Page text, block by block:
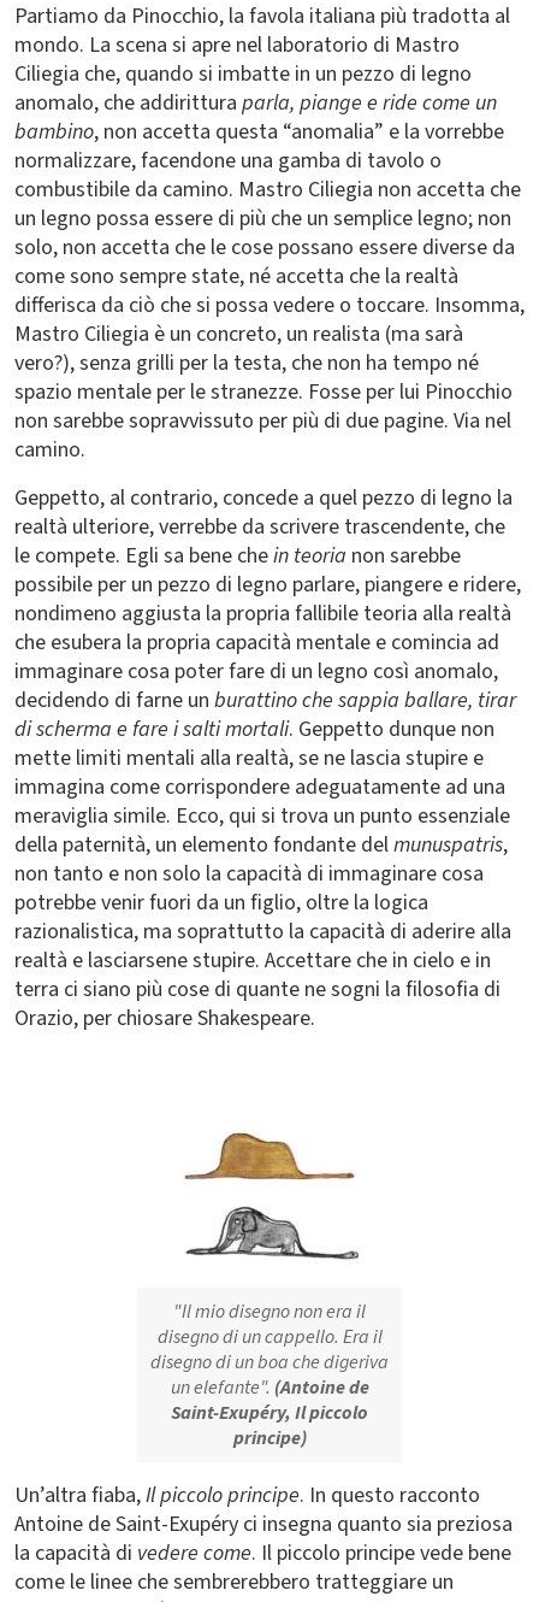
Partiamo da Pinocchio, la favola italiana più tradotta al
mondo. La scena si apre nel laboratorio di Mastro
Ciliegia che, quando si imbatte in un pezzo di legno
anomalo, che addirittura parla, piange e ride come un
bambino, non accetta questa “anomalia” e la vorrebbe
normalizzare, facendone una gamba di tavolo o
combustibile da camino. Mastro Ciliegia non accetta che
un legno possa essere di più che un semplice legno; non
solo, non accetta che le cose possano essere diverse da
come sono sempre state, né accetta che la realtà
differisca da ciò che si possa vedere o toccare. Insomma,
Mastro Ciliegia è un concreto, un realista (ma sarà
vero?), senza grilli per la testa, che non ha tempo né
spazio mentale per le stranezze. Fosse per lui Pinocchio
non sarebbe sopravvissuto per più di due pagine. Via nel
camino.
Geppetto, al contrario, concede a quel pezzo di legno la
realtà ulteriore, verrebbe da scrivere trascendente, che
le compete. Egli sa bene chein teoria non sarebbe
possibile per un pezzo di legno parlare, piangere e ridere,
nondimeno aggiusta la propria fallibile teoria alla realtà
che esubera la propria capacità mentale e comincia ad
immaginare cosa poter fare di un legno così anomalo,
decidendo di farne un burattino che sappia ballare, tirar
di scherma e fare i salti mortali. Geppetto dunque non
mette limiti mentali alla realtà, se ne lascia stupire e
immagina come corrispondere adeguatamente ad una
meraviglia simile. Ecco, qui si trova un punto essenziale
della paternità, un elemento fondante delmunuspatris,
non tanto e non solo la capacità di immaginare cosa
potrebbe venir fuori da un figlio, oltre la logica
razionalistica, ma soprattutto la capacità di aderire alla
realtà e lasciarsene stupire. Accettare che in cielo e in
terra ci siano più cose di quante ne sogni la filosofia di
Orazio, per chiosare Shakespeare.
"Il mio disegno non era il
disegno di un cappello. Era il
disegno di un boa che digeriva
un elefante". (Antoine de
Saint-Exupéry, Il piccolo
principe)
Un’altra fiaba,Il piccolo principe. In questo racconto
Antoine de Saint-Exupéry ci insegna quanto sia preziosa
la capacità di vedere come. Il piccolo principe vede bene
come le linee che sembrerebbero tratteggiare un